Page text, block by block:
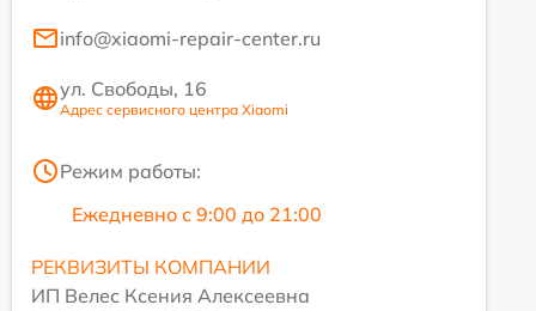
info@xiaomi-repair-center.ru
ул. Свободы, 16
Адрес сервисного центра Xiaomi
Режим работы:
Ежедневно с 9:00 до 21:00
РЕКВИЗИТЫ КОМПАНИИ
ИП Велес Ксения Алексеевна